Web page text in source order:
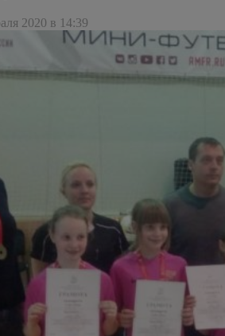
2020 в 14:39